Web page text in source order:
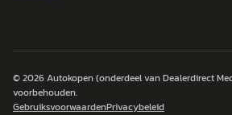
© 2026Autokopen(onderdeel van Dealerdirect
voorbehouden.
GebruiksvoorwaardenPrivacybeleid